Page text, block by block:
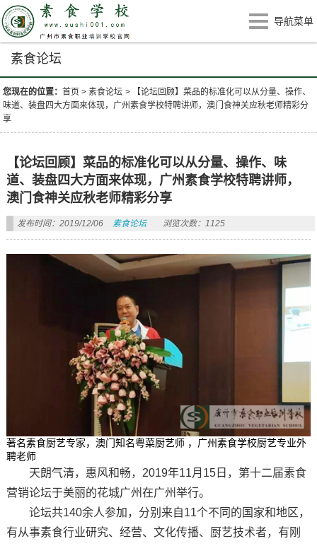
导航菜单
素食论坛
您现在的位置：首页 >素食论坛 >
【论坛回顾】菜品的标准化可以从分量、操作、
味道、装盘四大方面来体现，广州素食学校特聘讲师，澳门食神关应秋老师精彩分
享
【论坛回顾】菜品的标准化可以从分量、操作、味
道、装盘四大方面来体现，广州素食学校特聘讲师，
澳门食神关应秋老师精彩分享
发布时间：2019/12/06 素食论坛 浏览次数：1125
著名素食厨艺专家，澳门知名粤菜厨艺师 ，广州素食学校厨艺专业外
聘老师
天朗气清，惠风和畅，2019年11月15日，第十二届素食
营销论坛于美丽的花城广州在广州举行。
论坛共140余人参加，分别来自11个不同的国家和地区，
有从事素食行业研究、经营、文化传播、厨艺技术者，有刚